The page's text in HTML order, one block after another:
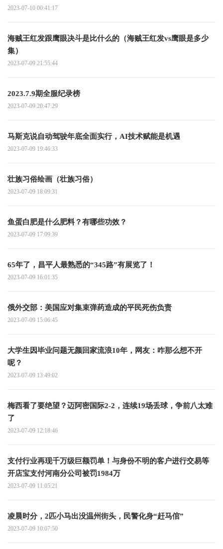
2023-07-10 00:41:17
海贼王红发跟鹰眼决斗是比什么的（海贼王红发vs鹰眼是多少
集）
2023-07-09 21:55:44
2023.7.9期全服纪录榜
2023-07-09 20:47:29
马斯克说自动驾驶年底全面实行，AI技术赋能是机遇
2023-07-09 19:46:33
壮族习俗绘画（壮族习俗）
2023-07-09 18:09:31
鱼蛋白肥是什么肥料？有哪些功效？
2023-07-09 17:09:39
65年了，昌平人最熟悉的“345路”有展览了！
2023-07-09 16:01:35
俄外交部：美国应对集束弹药造成的平民死伤负责
2023-07-09 15:06:45
大学生因毕业问题无颜回家流浪10年，网友：咋那么想不开
呢？
2023-07-09 13:49:02
梅西看了要绝望？迈阿密国际2-2，连续19场丢球，争前八太难
了
2023-07-09 12:18:46
支付行业再现千万级巨额罚单！与身份不明的客户进行交易等
开店宝支付河南分公司被罚1984万
2023-07-09 11:05:21
凌晨时分，2匹小马出没温州街头，民警化身“赶马倌”
2023-07-09 10:07:50